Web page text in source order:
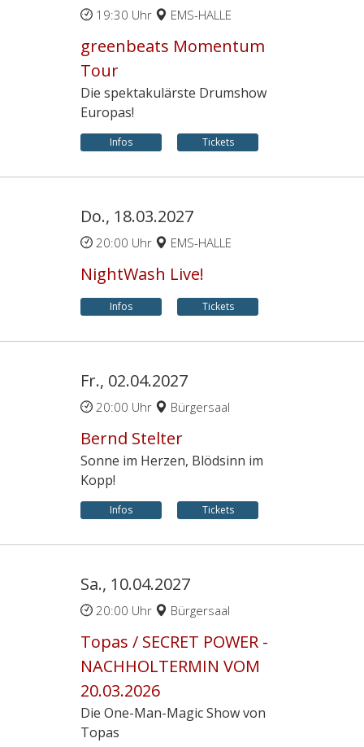
19:30 Uhr EMS-HALLE
greenbeats Momentum
Tour
Die spektakulärste Drumshow
Europas!
Infos Tickets
Do., 18.03.2027
20:00 Uhr EMS-HALLE
NightWash Live!
Infos Tickets
Fr., 02.04.2027
20:00 Uhr Bürgersaal
Bernd Stelter
Sonne im Herzen, Blödsinn im
Kopp!
Infos Tickets
Sa., 10.04.2027
20:00 Uhr Bürgersaal
Topas / SECRET POWER -
NACHHOLTERMIN VOM
20.03.2026
Die One-Man-Magic Show von
Topas